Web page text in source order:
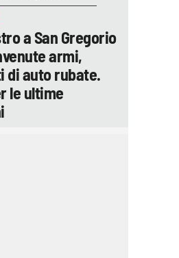
a San Gregorio
armi,
di auto rubate.
le ultime
lacitymag.it
lacapitalenews.it